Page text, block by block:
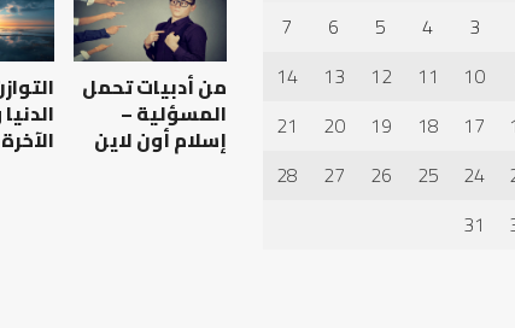
العبادات شخصية
أسباب
عدم
استجابة
الدعاء
أهم أسباب عدم استجابة
3
4
5
6
7
10
11
12
13
14
17
18
19
20
21
24
25
26
27
28
31
من أدبيات تحمل
المسؤلية –
إسلام أون لاين الآخرة